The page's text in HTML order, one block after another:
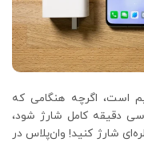
است، اگرچه هنگامی که
دقیقه کامل شارژ شود،
شارژ کنید! وان‌پلاس در